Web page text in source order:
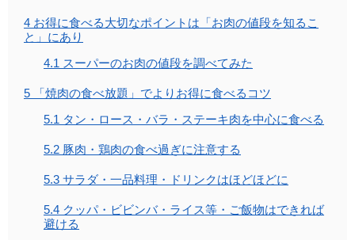
4 お得に食べる大切なポイントは「お肉の値段を知るこ
と」にあり
4.1 スーパーのお肉の値段を調べてみた
5 「焼肉の食べ放題」でよりお得に食べるコツ
5.1 タン・ロース・バラ・ステーキ肉を中心に食べる
5.2 豚肉・鶏肉の食べ過ぎに注意する
5.3 サラダ・一品料理・ドリンクはほどほどに
5.4 クッパ・ビビンバ・ライス等・ご飯物はできれば
避ける